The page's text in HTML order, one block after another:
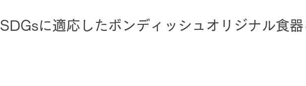
SDGsに適応したボンディッシュオリジナル食